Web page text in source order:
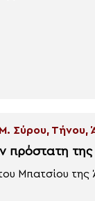
Σύρου, Τήνου,
πρόστατη της
Μπατσίου